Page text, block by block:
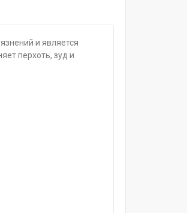
и является
перхоть, зуд и